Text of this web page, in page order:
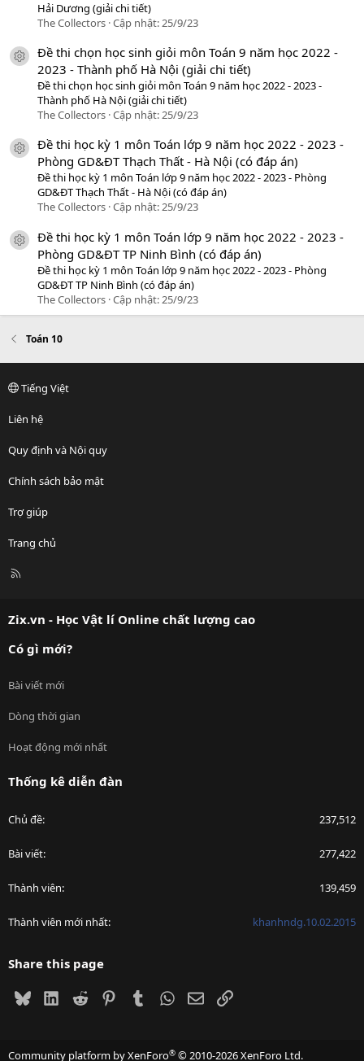
Hải Dương (giải chi tiết)
The Collectors Cập nhật:25/9/23
icon tài liệu
Đề thi chọn học sinh giỏi môn Toán 9 năm học 2022 -
2023 - Thành phố Hà Nội (giải chi tiết)
Đề thi chọn học sinh giỏi môn Toán 9 năm học 2022 - 2023 -
Thành phố Hà Nội (giải chi tiết)
The Collectors Cập nhật:25/9/23
icon tài liệu
Đề thi học kỳ 1 môn Toán lớp 9 năm học 2022 - 2023 -
Phòng GD&ĐT Thạch Thất - Hà Nội (có đáp án)
Đề thi học kỳ 1 môn Toán lớp 9 năm học 2022 - 2023 - Phòng
GD&ĐT Thạch Thất - Hà Nội (có đáp án)
The Collectors Cập nhật:25/9/23
icon tài liệu
Đề thi học kỳ 1 môn Toán lớp 9 năm học 2022 - 2023 -
Phòng GD&ĐT TP Ninh Bình (có đáp án)
Đề thi học kỳ 1 môn Toán lớp 9 năm học 2022 - 2023 - Phòng
GD&ĐT TP Ninh Bình (có đáp án)
The Collectors Cập nhật: 25/9/23
Toán 10
Tiếng Việt
Liên hệ
Quy định và Nội quy
Chính sách bảo mật
Trợ giúp
Trang chủ
R
Zix.vn - Học Vật lí Online chất lượng cao
Có gì mới?
Bài viết mới
Dòng thời gian
Hoạt động mới nhất
Thống kê diễn đàn
Chủ đề 237,512
Bài viết 277,422
Thành viên 139,459
Thành viên mới nhất khanhndg.10.02.2015
Share this page
BlueskyLinkedIn
Reddit PinterestTumblrWhatsApp
EmailLink
Community platform by XenForo® © 2010-2026 XenForo Ltd.